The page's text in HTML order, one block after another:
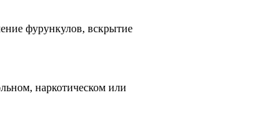
фурункулов, вскрытие
наркотическом или